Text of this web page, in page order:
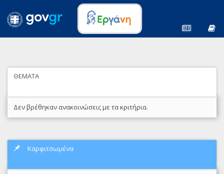
ΘΕΜΑΤΑ
Δεν βρέθηκαν ανακοινώσεις με τα κριτήρια.
Καρφιτσωμένα